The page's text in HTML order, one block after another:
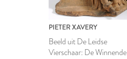
PIETER XAVERY
Beeld uit De Leidse
Vierschaar: De Winnende